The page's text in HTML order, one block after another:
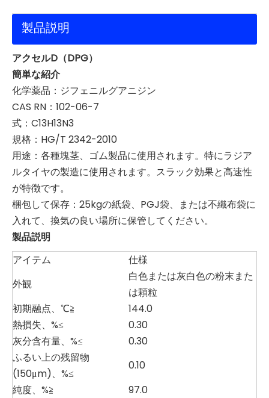
製品説明
アクセルD（DPG）
簡単な紹介
化学薬品：ジフェニルグアニジン
CAS RN：102-06-7
式：C13H13N3
規格：HG/T 2342-2010
用途：各種塊茎、ゴム製品に使用されます。特にラジア
ルタイヤの製造に使用されます。スラック効果と高速性
が特徴です。
梱包して保存：25kgの紙袋、PGJ袋、または不織布袋に
入れて、換気の良い場所に保管してください。
製品説明
アイテム
仕様
外観
白色または灰白色の粉末また
は顆粒
初期融点、℃≧
144.0
熱損失、%≤
0.30
灰分含有量、%≤
0.30
ふるい上の残留物
(150μm)、%≤
0.10
純度、%≧
97.0